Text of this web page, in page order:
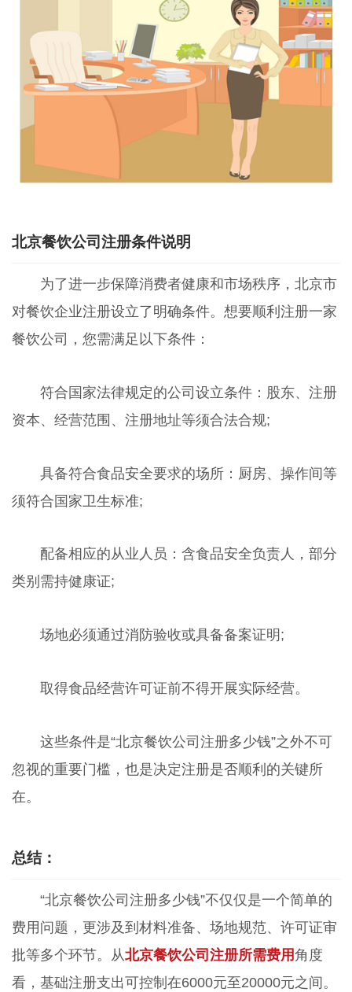
北京餐饮公司注册条件说明
为了进一步保障消费者健康和市场秩序，北京市
对餐饮企业注册设立了明确条件。想要顺利注册一家
餐饮公司，您需满足以下条件：
符合国家法律规定的公司设立条件：股东、注册
资本、经营范围、注册地址等须合法合规;
具备符合食品安全要求的场所：厨房、操作间等
须符合国家卫生标准;
配备相应的从业人员：含食品安全负责人，部分
类别需持健康证;
场地必须通过消防验收或具备备案证明;
取得食品经营许可证前不得开展实际经营。
这些条件是“北京餐饮公司注册多少钱”之外不可
忽视的重要门槛，也是决定注册是否顺利的关键所
在。
总结：
“北京餐饮公司注册多少钱”不仅仅是一个简单的
费用问题，更涉及到材料准备、场地规范、许可证审
批等多个环节。从北京餐饮公司注册所需费用角度
看，基础注册支出可控制在6000元至20000元之间。